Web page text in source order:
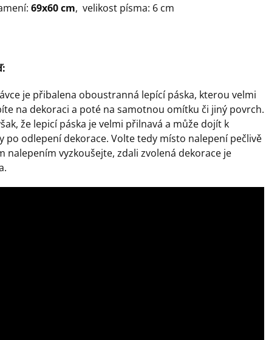
69x60cm, velikost písma: 6 cm
je přibalena oboustranná lepící páska, kterou velmi
na dekoraci a poté na samotnou omítku či jiný povrch.
že lepicí páska je velmi přilnavá a může dojít k
po odlepení dekorace. Volte tedy místo nalepení pečlivě
nalepením vyzkoušejte, zdali zvolená dekorace je